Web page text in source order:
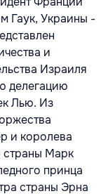
Гаук, Украины -
и
Израиля
делегацию
Лью. Из
и королева
страны Марк
принца
страны Эрна